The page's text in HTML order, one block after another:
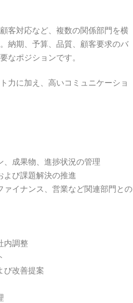
客対応など、複数の関係部門を横
納期、予算、品質、顧客要求のバ
なポジションです。
力に加え、高いコミュニケーショ
、成果物、進捗状況の管理
よび課題解決の推進
イナンス、営業など関連部門との
内調整
び改善提案